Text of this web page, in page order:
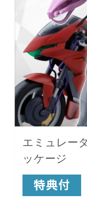
エミュレー
ッケージ